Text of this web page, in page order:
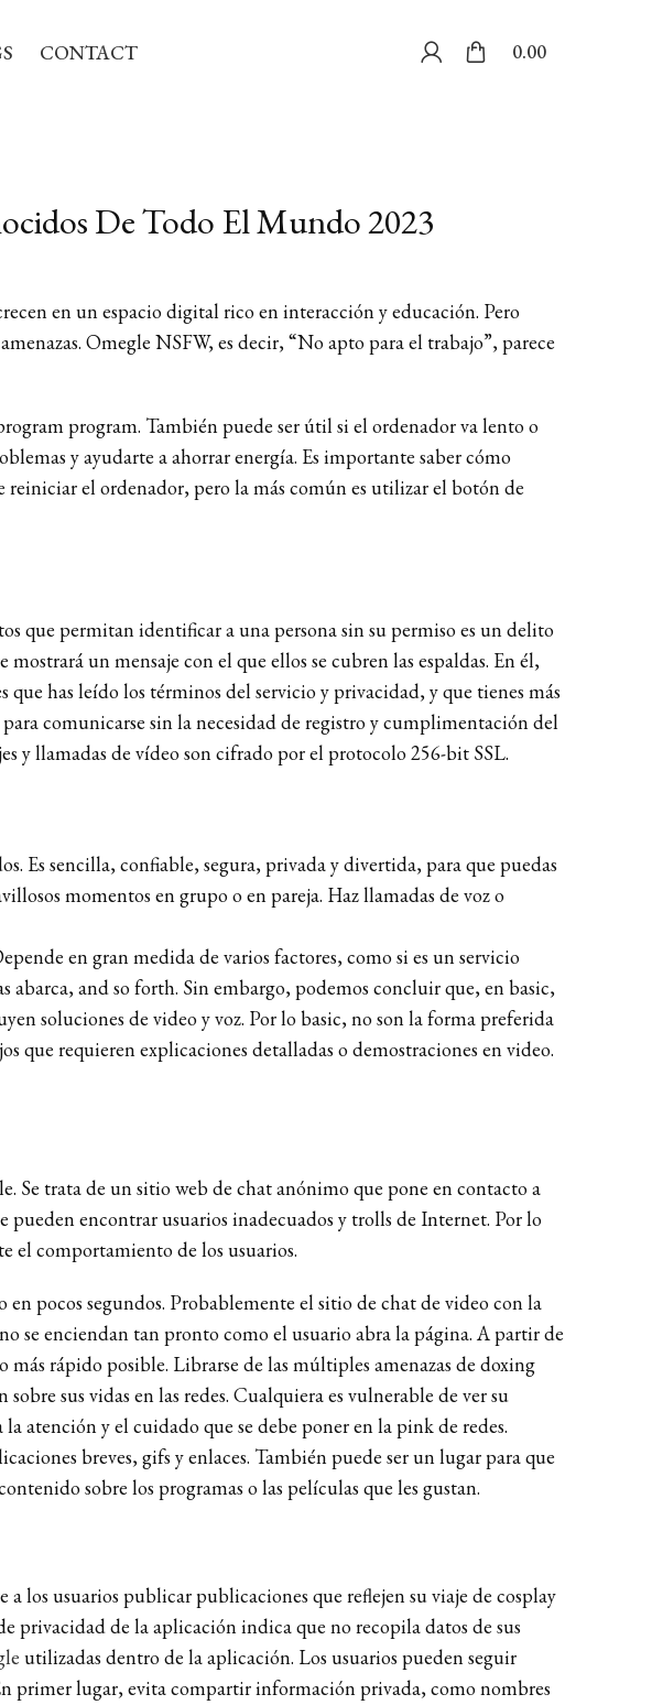
CONTACT 0.00
De Todo El Mundo 2023
en un espacio digital rico en interacción y educación. Pero
Omegle NSFW, es decir, “No apto para el trabajo”, parece
program. También puede ser útil si el ordenador va lento o
y ayudarte a ahorrar energía. Es importante saber cómo
el ordenador, pero la más común es utilizar el botón de
que permitan identificar a una persona sin su permiso es un delito
un mensaje con el que ellos se cubren las espaldas. En él,
has leído los términos del servicio y privacidad, y que tienes más
comunicarse sin la necesidad de registro y cumplimentación del
y llamadas de vídeo son cifrado por el protocolo 256-bit SSL.
Es sencilla, confiable, segura, privada y divertida, para que puedas
momentos en grupo o en pareja. Haz llamadas de voz o
en gran medida de varios factores, como si es un servicio
abarca, and so forth. Sin embargo, podemos concluir que, en basic,
soluciones de video y voz. Por lo basic, no son la forma preferida
que requieren explicaciones detalladas o demostraciones en video.
Se trata de un sitio web de chat anónimo que pone en contacto a
encontrar usuarios inadecuados y trolls de Internet. Por lo
el comportamiento de los usuarios.
pocos segundos. Probablemente el sitio de chat de video con la
se enciendan tan pronto como el usuario abra la página. A partir de
rápido posible. Librarse de las múltiples amenazas de doxing
sus vidas en las redes. Cualquiera es vulnerable de ver su
atención y el cuidado que se debe poner en la pink de redes.
breves, gifs y enlaces. También puede ser un lugar para que
sobre los programas o las películas que les gustan.
los usuarios publicar publicaciones que reflejen su viaje de cosplay
privacidad de la aplicación indica que no recopila datos de sus
utilizadas dentro de la aplicación. Los usuarios pueden seguir
primer lugar, evita compartir información privada, como nombres